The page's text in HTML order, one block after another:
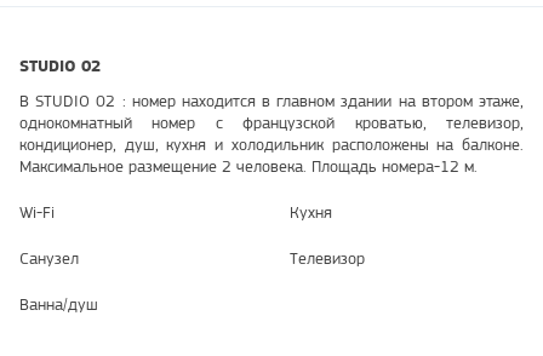
STUDIO 02
B STUDIO 02 : номер находится в главном здании на втором этаже,
однокомнатный номер с французской кроватью, телевизор,
кондиционер, душ, кухня и холодильник расположены на балконе.
Максимальное размещение 2 человека. Площадь номера-12 м.
Wi-Fi Кухня
Санузел Телевизор
Ванна/душ